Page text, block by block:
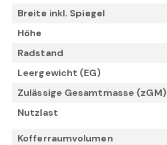
Breite inkl. Spiegel
Höhe
Radstand
Leergewicht (EG)
Zulässige Gesamtmasse (zGM)
Nutzlast
Kofferraumvolumen